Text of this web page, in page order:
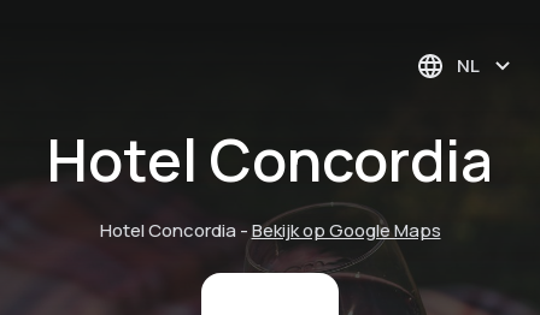
NL
Hotel Concordia
Hotel Concordia-Bekijk op Google Maps